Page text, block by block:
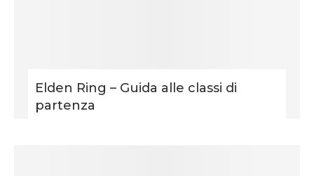
Elden Ring – Guida alle classi di
partenza